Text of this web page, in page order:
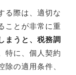
る際は、適切な
ことが非常に重
まうと、税務調
特に、個人契約
の適用条件、